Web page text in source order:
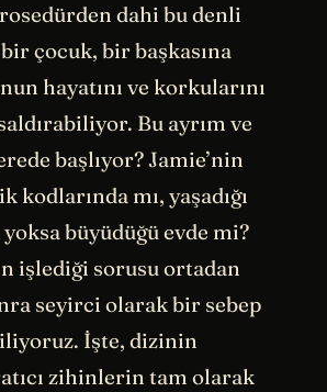
dahi bu denli
çocuk, bir başkasına
hayatını ve korkularını
Bu ayrım ve
başlıyor? Jamie’nin
kodlarında mı, yaşadığı
büyüdüğü evde mi?
işlediği sorusu ortadan
seyirci olarak bir sebep
İşte, dizinin
zihinlerin tam olarak